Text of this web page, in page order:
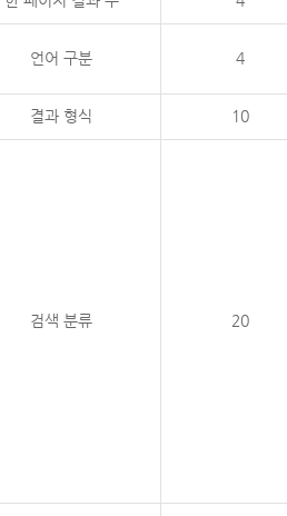
언어 구분 4
결과 형식 10
검색 분류 20